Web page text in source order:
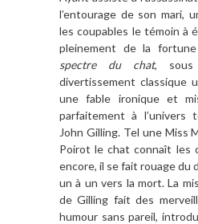
l’entourage de son mari,
les coupables le témoin à
pleinement de la
spectre du chat, sous
divertissement classique
une fable ironique et
parfaitement à l’univers
John Gilling. Tel une Miss
Poirot le chat connaît les
encore, il se fait rouage du
un à un vers la mort. La
de Gilling fait des
humour sans pareil,